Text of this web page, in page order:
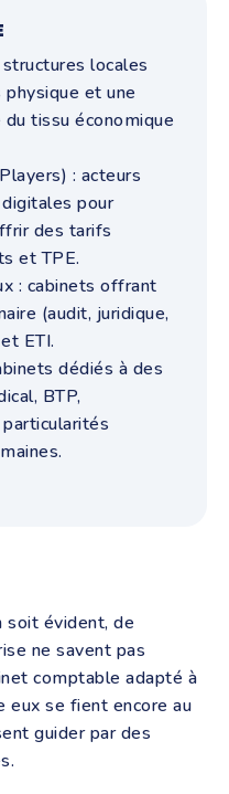
locales
et une
tissu économique
: acteurs
pour
des tarifs
et TPE.
: cabinets offrant
(audit, juridique,
ETI.
dédiés à des
BTP,
soit évident, de
ne savent pas
comptable adapté à
eux se fient encore au
guider par des